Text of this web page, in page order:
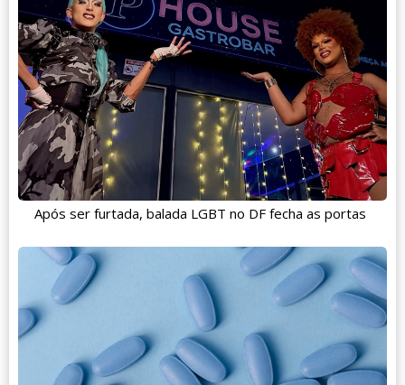
Após ser furtada, balada LGBT no DF fecha as portas